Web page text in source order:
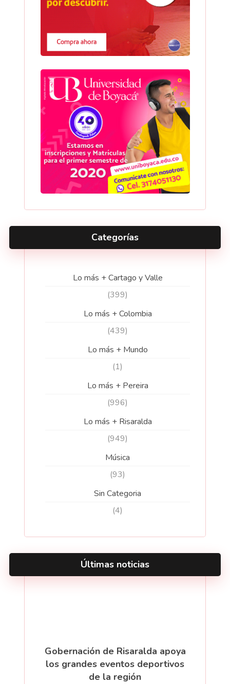
Categorías
Lo más + Cartago y Valle
(399)
Lo más + Colombia
(439)
Lo más + Mundo
(1)
Lo más + Pereira
(996)
Lo más + Risaralda
(949)
Música
(93)
Sin Categoria
(4)
Últimas noticias
Gobernación de Risaralda apoya
los grandes eventos deportivos
de la región